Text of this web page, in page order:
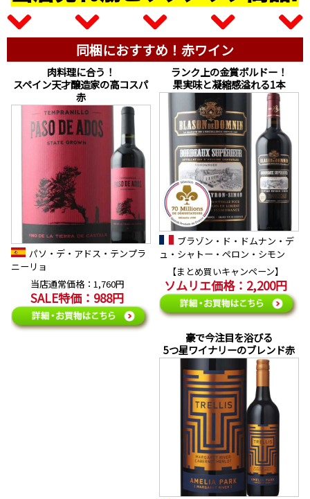
同梱におすすめ！赤ワイン
肉料理に合う！
スペイン天才醸造家の高コスパ
赤
パソ・デ・アドス・テンプラ
ニーリョ
当店通常価格：1,760円
SALE特価：988円
ランク上の金賞ボルドー！
果実味と凝縮感溢れる1本
ブラゾン・ド・ドムナン・デ
ュ・シャトー・ペロン・シモン
【まとめ買いキャンペーン】
ソムリエ価格：2,200円
豪で今注目を浴びる
5つ星ワイナリーのブレンド赤